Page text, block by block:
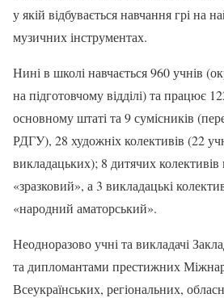
у якій відбувається навчання грі на
музичних інструментах.
Нині в школі навчається 960 учнів
на підготовчому відділі) та працює
основному штаті та 9 сумісників
РДГУ), 28 художніх колективів (22
викладацьких); 8 дитячих
«зразковий», а 3 викладацькі
«народний аматорський».
Неодноразово учні та викладачі
та дипломантами престижних
Всеукраїнських, регіональних,